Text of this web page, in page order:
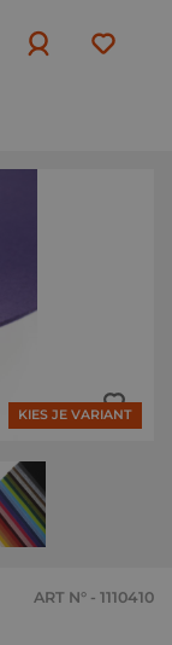
KIES JE VARIANT
ART N° - 1110410